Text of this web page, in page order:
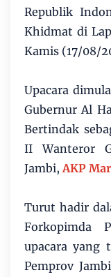
Republik
Khidmat di
Kamis (17/08/
Upacara
Gubernur Al
Bertindak
II Wanteror
Jambi, AKP
Turut hadir
Forkopimda
upacara yang
Pemprov